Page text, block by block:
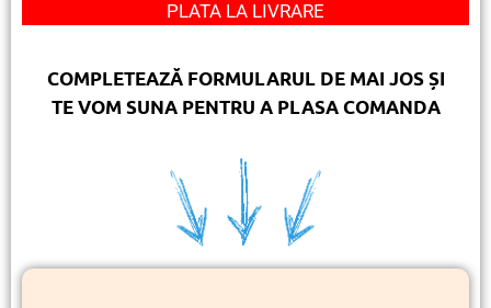
PLATA LA LIVRARE
COMPLETEAZĂ FORMULARUL DE MAI JOS ȘI
TE VOM SUNA PENTRU A PLASA COMANDA